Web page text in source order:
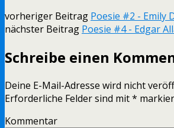
vorheriger Beitrag Poesie #2 - Emily
nächster Beitrag Poesie #4 - Edgar
Schreibe einen
Deine E-Mail-Adresse wird nicht
Erforderliche Felder sind mit*
Kommentar